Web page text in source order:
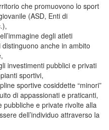
che promuovono lo sport
(ASD, Enti di
degli atleti
anche in ambito
investimenti pubblici e privati
sportivi,
sportive cosiddette “minori”
di appassionati e praticanti,
pubbliche e private rivolte alla
dell’individuo attraverso la